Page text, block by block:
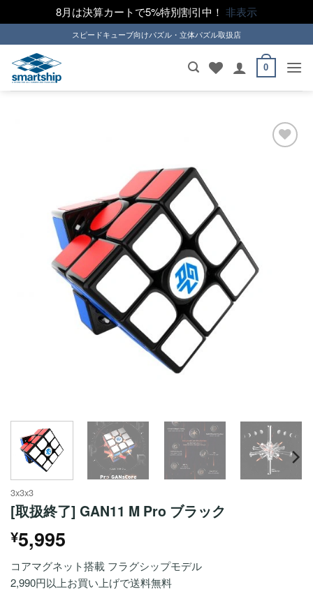
8月は決算カートで5%特別割引中！ 非表示
to
content
スピードキューブ向けパズル・立体パズル取扱店
0
3x3x3
[取扱終了] GAN11 M Pro ブラック
¥5,995
コアマグネット搭載 フラグシップモデル
2,990円以上お買い上げで送料無料